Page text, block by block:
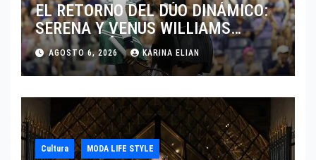
EL RETORNO DEL DÚO DINÁMICO:
SERENA Y VENUS WILLIAMS
DISPUTARÁN LOS DOBLES EN
CINCINNATI 2026
AGOSTO 6, 2026 KARINA ELIAN
Cultura MODA LIFE STYLE